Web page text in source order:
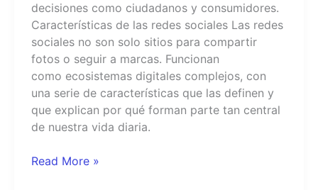
decisiones como ciudadanos y consumidores.
Características de las redes sociales Las redes
sociales no son solo sitios para compartir
fotos o seguir a marcas. Funcionan
como ecosistemas digitales complejos, con
una serie de características que las definen y
que explican por qué forman parte tan central
de nuestra vida diaria.
Read More »